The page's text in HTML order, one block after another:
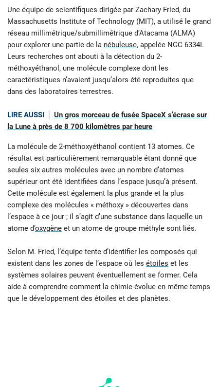
Une équipe de scientifiques dirigée par Zachary Fried, du
Massachusetts Institute of Technology (MIT), a utilisé le grand
réseau millimétrique/submillimétrique d’Atacama (ALMA)
pour explorer une partie de la nébuleuse, appelée NGC 6334I.
Leurs recherches ont abouti à la détection du 2-
méthoxyéthanol, une molécule complexe dont les
caractéristiques n’avaient jusqu’alors été reproduites que
dans des laboratoires terrestres.
LIRE AUSSI
Un gros morceau de fusée SpaceX s’écrase sur
la Lune à près de 8 700 kilomètres par heure
La molécule de 2-méthoxyéthanol contient 13 atomes. Ce
résultat est particulièrement remarquable étant donné que
seules six autres molécules avec un nombre d’atomes
supérieur ont été identifiées dans l’espace jusqu’à présent.
Cette molécule est également la plus grande et la plus
complexe des molécules « méthoxy » découvertes dans
l’espace à ce jour ; il s’agit d’une substance dans laquelle un
atome d’oxygène et un atome de groupe méthyle sont liés.
Selon M. Fried, l’équipe tente d’identifier les composés qui
existent dans les zones de l’espace où les étoiles et les
systèmes solaires peuvent éventuellement se former. Cela
aide à comprendre comment la chimie évolue en même temps
que le développement des étoiles et des planètes.